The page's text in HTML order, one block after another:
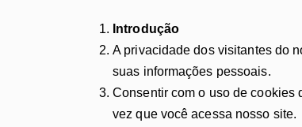
Introdução
A privacidade dos visitantes do
suas informações pessoais.
Consentir com o uso de cookies
vez que você acessa nosso site.